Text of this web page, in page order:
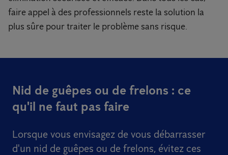
faire appel à des professionnels reste la solution la
plus sûre pour traiter le problème sans risque.
Nid de guêpes ou de frelons : ce
qu'il ne faut pas faire
Lorsque vous envisagez de vous débarrasser
d'un nid de guêpes ou de frelons, évitez ces